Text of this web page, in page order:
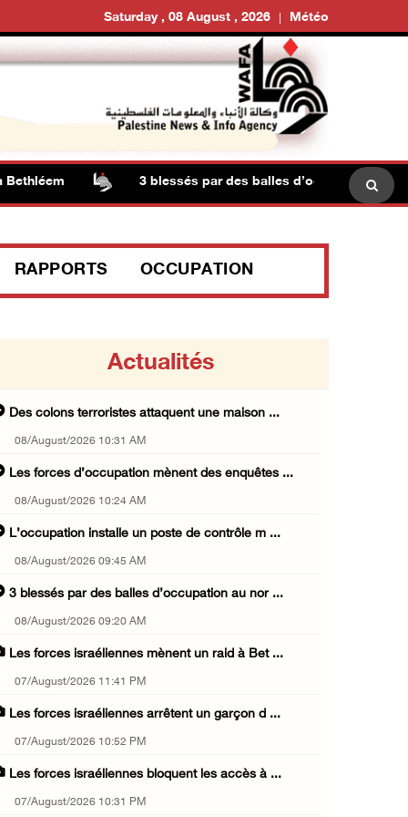
Saturday , 08 August , 2026 Météo
3 blessés par des balles d’occupation au nord
RAPPORTS OCCUPATION
Actualités
Des colons terroristes attaquent une maison ...
08/August/2026 10:31 AM
Les forces d’occupation mènent des enquêtes ...
08/August/2026 10:24 AM
L’occupation installe un poste de contrôle m ...
08/August/2026 09:45 AM
3 blessés par des balles d’occupation au nor ...
08/August/2026 09:20 AM
Les forces israéliennes mènent un raid à Bet ...
07/August/2026 11:41 PM
Les forces israéliennes arrêtent un garçon d ...
07/August/2026 10:52 PM
Les forces israéliennes bloquent les accès à ...
07/August/2026 10:31 PM